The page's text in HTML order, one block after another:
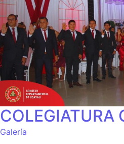
COLEGIATURA
Galería